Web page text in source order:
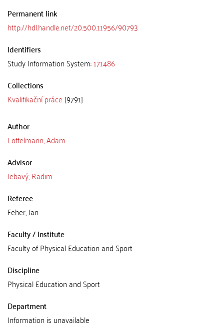
Permanent link
http://hdl.handle.net/20.500.11956/90793
Identifiers
Study Information System:171486
Collections
Kvalifikační práce [9791]
Author
Löffelmann, Adam
Advisor
Jebavý, Radim
Referee
Feher, Jan
Faculty / Institute
Faculty of Physical Education and Sport
Discipline
Physical Education and Sport
Department
Information is unavailable